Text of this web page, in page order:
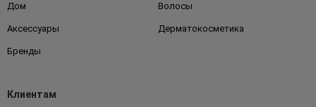
Дом Волосы
Аксессуары Дерматокосметика
Бренды
Клиентам